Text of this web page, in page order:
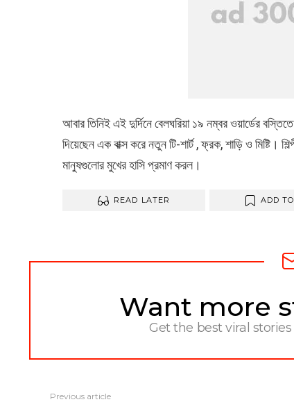
আবার তিনিই এই দুর্দিনে বেলঘরিয়া ১৯ নম্বর ওয়ার্ডের
দিয়েছেন এক বাক্স করে নতুন টি-শার্ট , ফ্রক, শাড়ি ও
মানুষগুলোর মুখের হাসি প্রমাণ করল।
READ LATER ADD
NEWSLETTERWant more
Get the best viral
Previous article